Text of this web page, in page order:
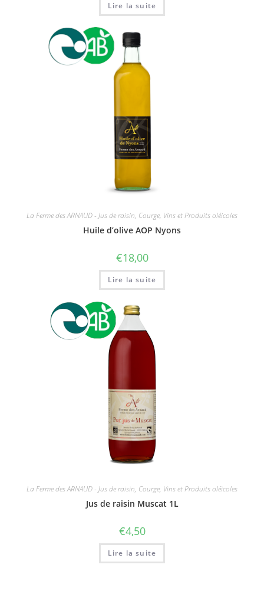
Lire la suite
La Ferme des ARNAUD - Jus de raisin, Courge, Vins et Produits oléicoles
Huile d’olive AOP Nyons
€18,00
Lire la suite
La Ferme des ARNAUD - Jus de raisin, Courge, Vins et Produits oléicoles
Jus de raisin Muscat 1L
€4,50
Lire la suite